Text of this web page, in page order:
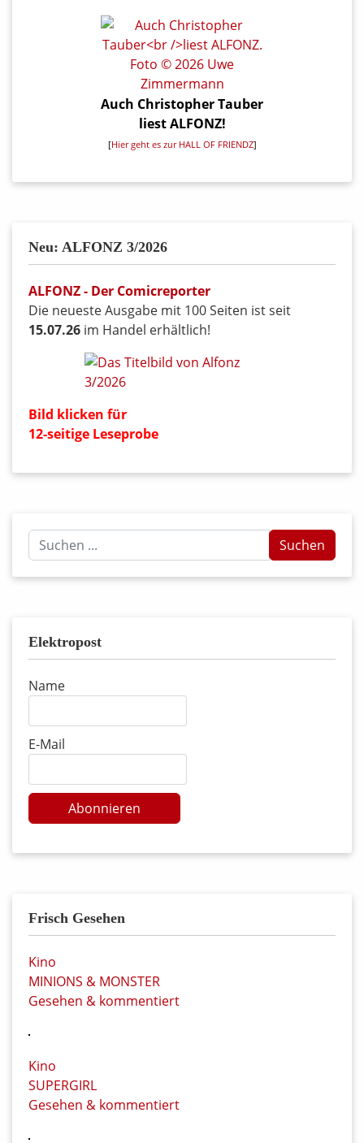
Auch Christopher Tauber
liest ALFONZ!
[Hier geht es zur HALL OF FRIENDZ]
Neu: ALFONZ 3/2026
ALFONZ - Der Comicreporter
Die neueste Ausgabe mit 100 Seiten ist seit
15.07.26 im Handel erhältlich!
Bild klicken für
12-seitige Leseprobe
Suchen
...
Suchen
Elektropost
Name
E-Mail
Abonnieren
Frisch Gesehen
Kino
MINIONS & MONSTER
Gesehen & kommentiert
Kino
SUPERGIRL
Gesehen & kommentiert